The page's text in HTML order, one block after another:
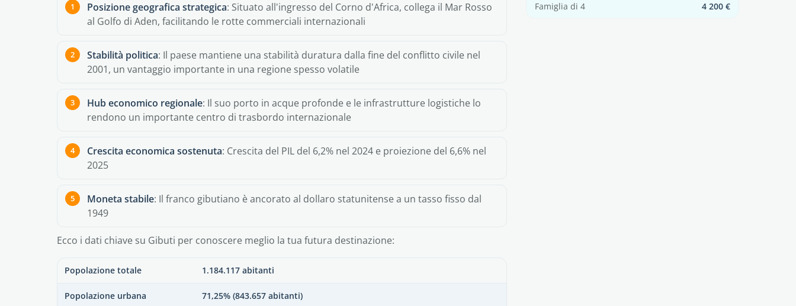
Posizione geografica strategica: Situato all'ingresso del Corno d'Africa, collega il Mar Rosso
al Golfo di Aden, facilitando le rotte commerciali internazionali
Stabilità politica: Il paese mantiene una stabilità duratura dalla fine del conflitto civile nel
2001, un vantaggio importante in una regione spesso volatile
Hub economico regionale: Il suo porto in acque profonde e le infrastrutture logistiche lo
rendono un importante centro di trasbordo internazionale
Crescita economica sostenuta: Crescita del PIL del 6,2% nel 2024 e proiezione del 6,6% nel
2025
Moneta stabile: Il franco gibutiano è ancorato al dollaro statunitense a un tasso fisso dal
1949
Ecco i dati chiave su Gibuti per conoscere meglio la tua futura destinazione:
Popolazione totale 1.184.117 abitanti
Popolazione urbana 71,25% (843.657 abitanti)
Famiglia di 4 4 200 €